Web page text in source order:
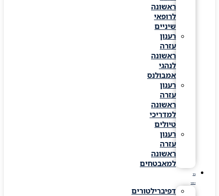
ראשונה
לרופאי
שיניים
רענון
עזרה
ראשונה
לנהגי
אמבולנס
רענון
עזרה
ראשונה
למדריכי
טיולים
רענון
עזרה
ראשונה
למאבטחים
דפיברילטורים